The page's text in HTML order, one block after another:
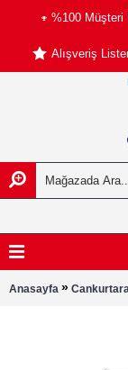
%100 Müşteri
Alışveriş
Anasayfa »